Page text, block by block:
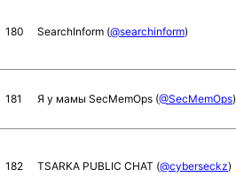
180 SearchInform (@searchinform)
181 Я у мамы SecMemOps (@SecMemOps)
182 TSARKA PUBLIC CHAT (@cyberseckz)